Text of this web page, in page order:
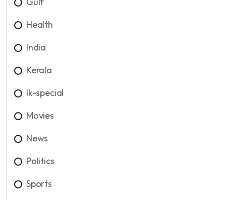
Health
India
Kerala
lk-special
Movies
News
Politics
Sports